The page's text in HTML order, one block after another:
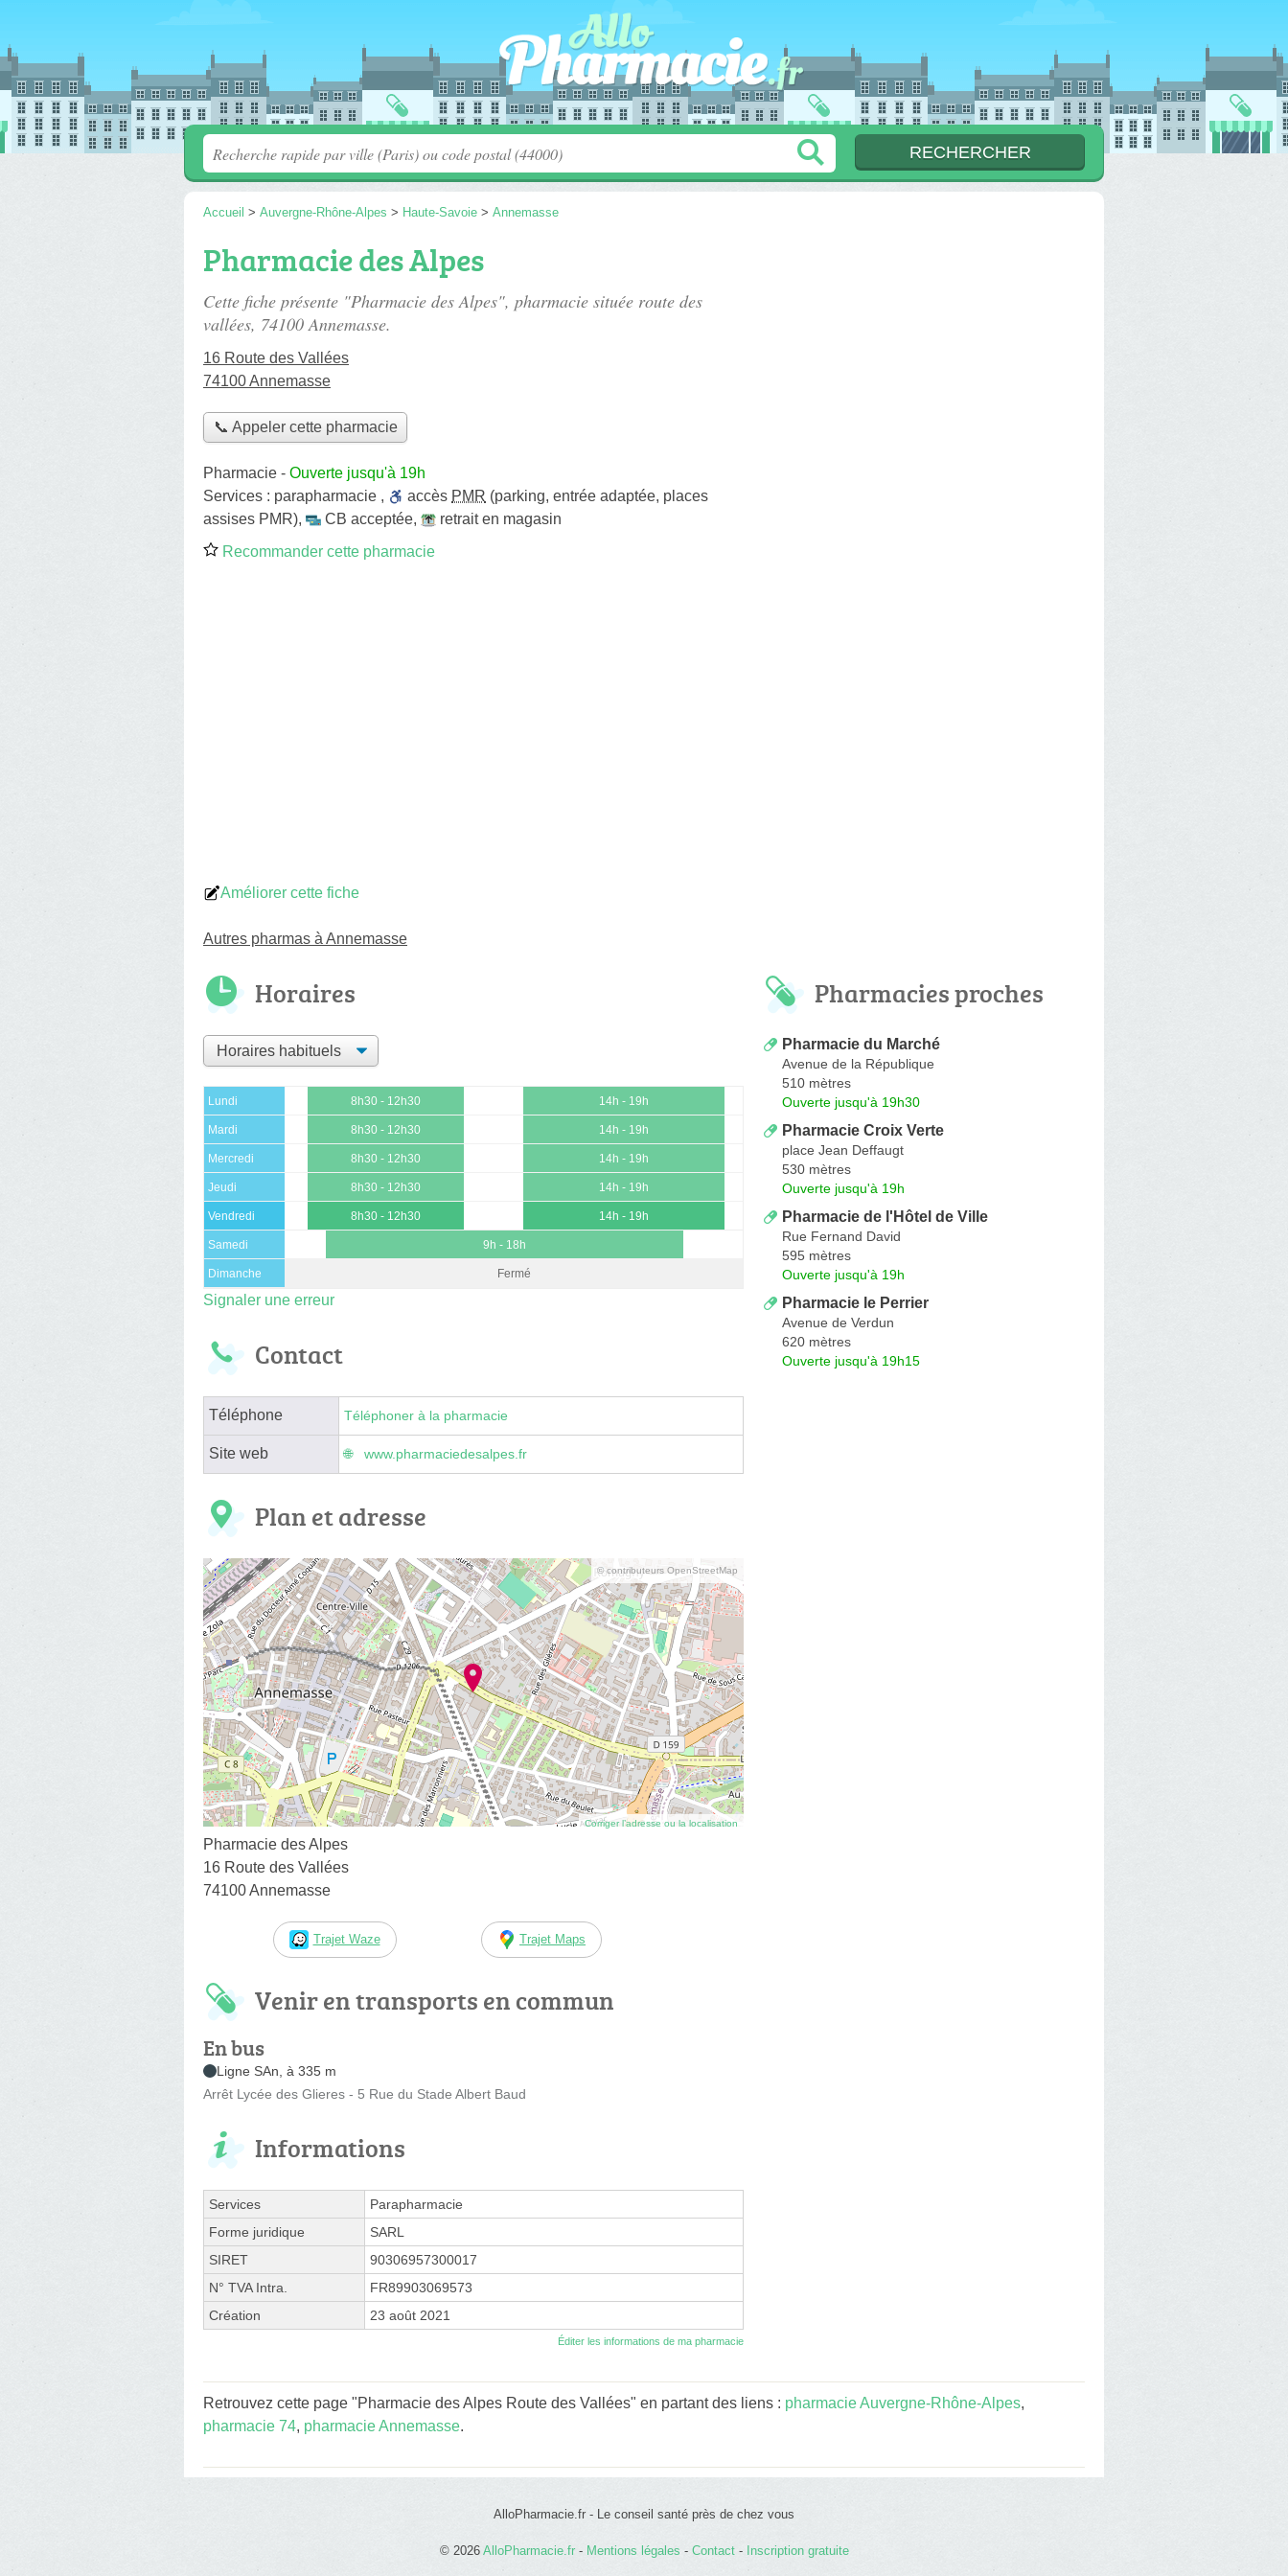
Accueil > Auvergne-Rhône-Alpes > Haute-Savoie > Annemasse
Pharmacie des Alpes
Cette fiche présente "Pharmacie des Alpes", pharmacie située route des
vallées, 74100 Annemasse.
16 Route des Vallées
74100 Annemasse
📞 Appeler cette pharmacie
Pharmacie - Ouverte jusqu'à 19h
Services : parapharmacie , accès PMR (parking, entrée adaptée, places
assises PMR), CB acceptée,
retrait en magasin
Recommander cette pharmacie
Améliorer cette fiche
Autres pharmas à Annemasse
Horaires
Lundi 8h30 - 12h30 14h - 19h
Mardi 8h30 - 12h30 14h - 19h
Mercredi 8h30 - 12h30 14h - 19h
Jeudi 8h30 - 12h30 14h - 19h
Vendredi 8h30 - 12h30 14h - 19h
Samedi 9h - 18h
Dimanche Fermé
Signaler une erreur
Contact
Téléphone Téléphoner à la pharmacie
Site web www.pharmaciedesalpes.fr
Plan et adresse
© contributeurs OpenStreetMap
Corriger l’adresse ou la localisation
Pharmacie des Alpes
16 Route des Vallées
74100 Annemasse
Trajet Waze Trajet Maps
Venir en transports en commun
En bus
Ligne SAn, à 335 m
Arrêt Lycée des Glieres - 5 Rue du Stade Albert Baud
Informations
Services
Parapharmacie
Forme juridique
SARL
SIRET
90306957300017
N° TVA Intra.
FR89903069573
Création
23 août 2021
Éditer les informations de ma pharmacie
Pharmacies proches
Pharmacie du Marché
Avenue de la République
510 mètres
Ouverte jusqu'à 19h30
Pharmacie Croix Verte
place Jean Deffaugt
530 mètres
Ouverte jusqu'à 19h
Pharmacie de l'Hôtel de Ville
Rue Fernand David
595 mètres
Ouverte jusqu'à 19h
Pharmacie le Perrier
Avenue de Verdun
620 mètres
Ouverte jusqu'à 19h15
Retrouvez cette page "Pharmacie des Alpes Route des Vallées" en partant des liens : pharmacie Auvergne-Rhône-Alpes,
pharmacie 74, pharmacie Annemasse.
AlloPharmacie.fr - Le conseil santé près de chez vous
© 2026 AlloPharmacie.fr - Mentions légales - Contact- Inscription gratuite